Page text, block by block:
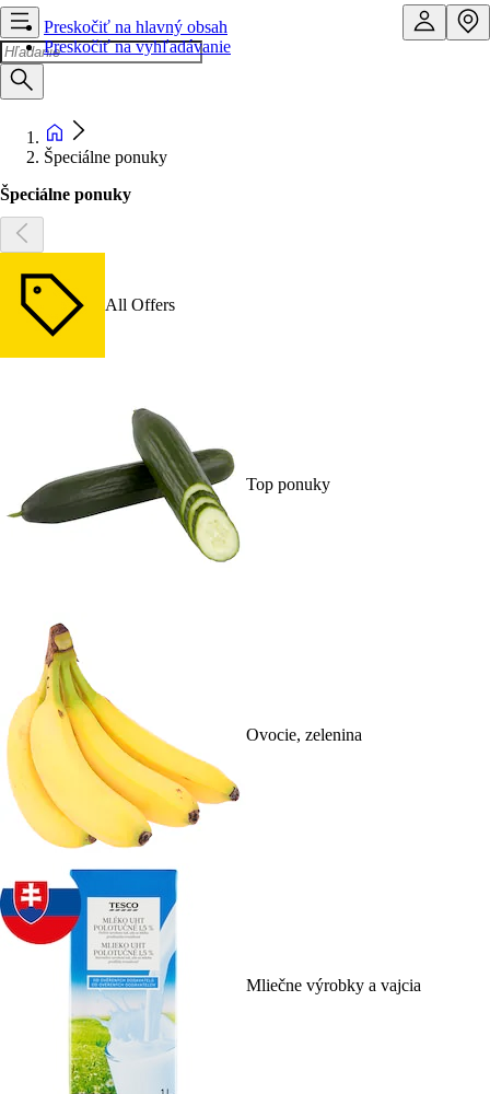
Preskočiť na hlavný obsah
Preskočiť na vyhľadávanie
Špeciálne ponuky
Špeciálne ponuky
All Offers
Top ponuky
Ovocie, zelenina
Mliečne výrobky a vajcia